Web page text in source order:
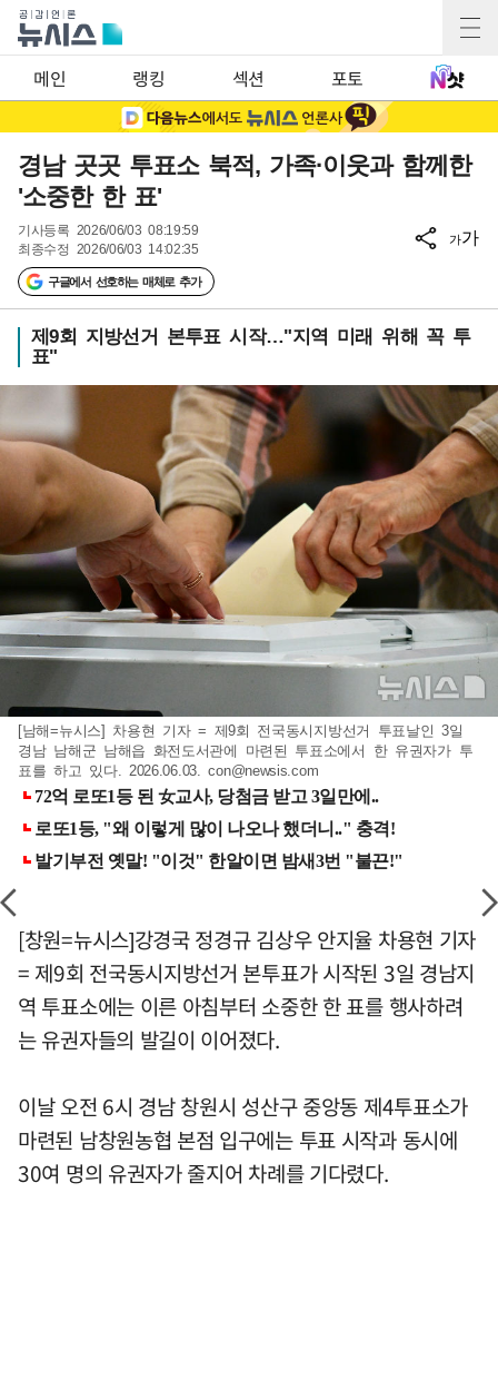
메인 랭킹 섹션 포토
경남 곳곳 투표소 북적, 가족·이웃과 함께한
'소중한 한 표'
기사등록 2026/06/03 08:19:59
최종수정 2026/06/03 14:02:35
구글에서 선호하는 매체로 추가
가가
제9회 지방선거 본투표 시작…"지역 미래 위해 꼭 투
표"
[남해=뉴시스] 차용현 기자 = 제9회 전국동시지방선거 투표날인 3일
경남 남해군 남해읍 화전도서관에 마련된 투표소에서 한 유권자가 투
표를 하고 있다. 2026.06.03.con@newsis.com
[창원=뉴시스]강경국 정경규 김상우 안지율 차용현 기자
= 제9회 전국동시지방선거 본투표가 시작된 3일 경남지
역 투표소에는 이른 아침부터 소중한 한 표를 행사하려
는 유권자들의 발길이 이어졌다.
이날 오전 6시 경남 창원시 성산구 중앙동 제4투표소가
마련된 남창원농협 본점 입구에는 투표 시작과 동시에
30여 명의 유권자가 줄지어 차례를 기다렸다.